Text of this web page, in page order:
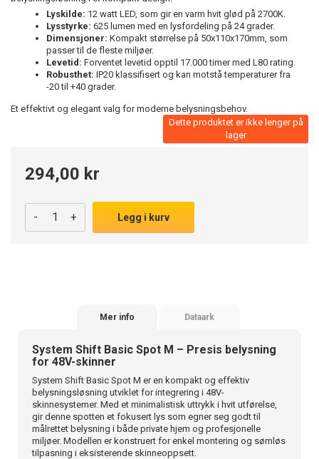
Lyskilde: 12 watt LED, som gir en varm hvit glød på 2700K.
Lysstyrke: 625 lumen med en lysfordeling på 24 grader.
Dimensjoner: Kompakt størrelse på 50x110x170mm, som
passer til de fleste miljøer.
Levetid: Forventet levetid opptil 17.000 timer med L80 rating.
Robusthet: IP20 klassifisert og kan motstå temperaturer fra
-20 til +40 grader.
Et effektivt og elegant valg for moderne belysningsbehov.
Dette produktet er ikke lenger på
lager
294,00 kr
- + Legg i kurv
Mer info Dataark
System Shift Basic Spot M – Presis belysning
for 48V-skinner
System Shift Basic Spot M er en kompakt og effektiv
belysningsløsning utviklet for integrering i 48V-
skinnesystemer. Med et minimalistisk uttrykk i hvit utførelse,
gir denne spotten et fokusert lys som egner seg godt til
målrettet belysning i både private hjem og profesjonelle
miljøer. Modellen er konstruert for enkel montering og sømløs
tilpasning i eksisterende skinneoppsett.